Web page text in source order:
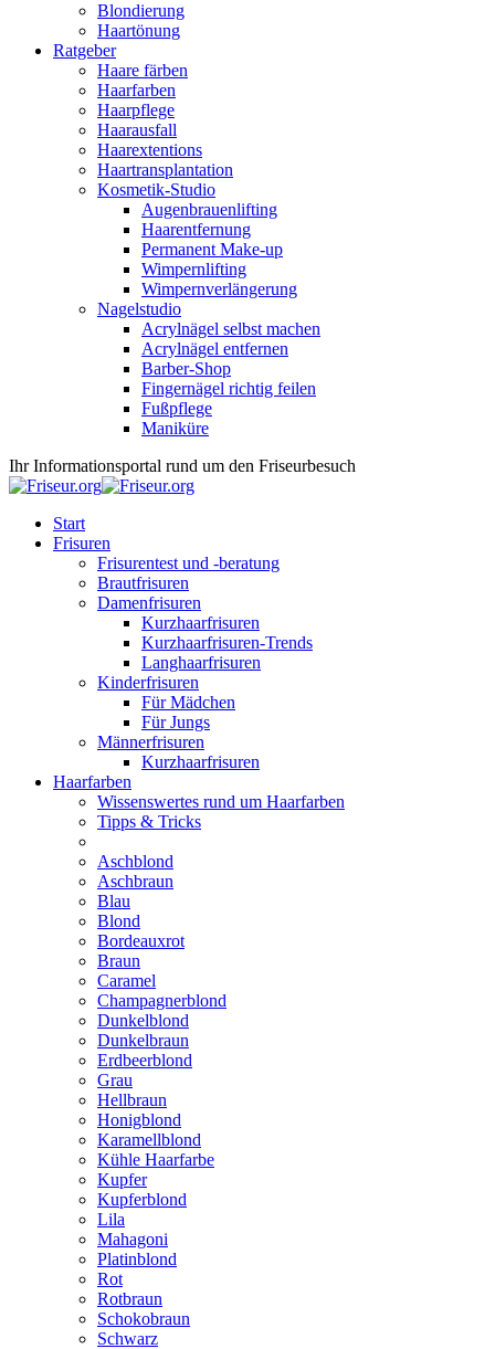
Blondierung
Haartönung
Ratgeber
Haare färben
Haarfarben
Haarpflege
Haarausfall
Haarextentions
Haartransplantation
Kosmetik-Studio
Augenbrauenlifting
Haarentfernung
Permanent Make-up
Wimpernlifting
Wimpernverlängerung
Nagelstudio
Acrylnägel selbst machen
Acrylnägel entfernen
Barber-Shop
Fingernägel richtig feilen
Fußpflege
Maniküre
Ihr Informationsportal rund um den Friseurbesuch
Start
Frisuren
Frisurentest und -beratung
Brautfrisuren
Damenfrisuren
Kurzhaarfrisuren
Kurzhaarfrisuren-Trends
Langhaarfrisuren
Kinderfrisuren
Für Mädchen
Für Jungs
Männerfrisuren
Kurzhaarfrisuren
Haarfarben
Wissenswertes rund um Haarfarben
Tipps & Tricks
Aschblond
Aschbraun
Blau
Blond
Bordeauxrot
Braun
Caramel
Champagnerblond
Dunkelblond
Dunkelbraun
Erdbeerblond
Grau
Hellbraun
Honigblond
Karamellblond
Kühle Haarfarbe
Kupfer
Kupferblond
Lila
Mahagoni
Platinblond
Rot
Rotbraun
Schokobraun
Schwarz